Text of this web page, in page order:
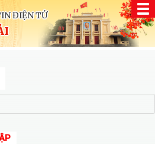
ĐIỆN TỬ